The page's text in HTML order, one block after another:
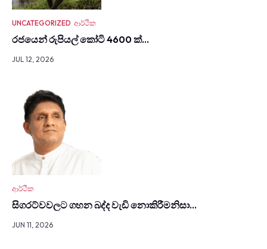
UNCATEGORIZED ආර්ථික
රජයෙන් රුපියල් කෝටි 4600 ක්…
JUL 12, 2026
ආර්ථික
සිග­රට්වවලට ගහන බද්ද වැඩි නොකි­රී­මනිසා…
JUN 11, 2026